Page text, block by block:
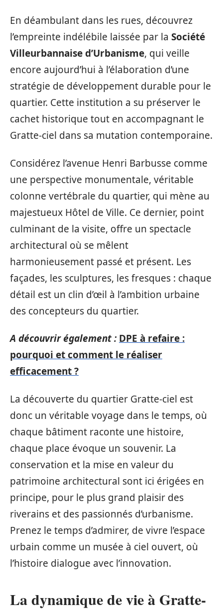
En déambulant dans les rues, découvrez
l’empreinte indélébile laissée par la Société
Villeurbannaise d’Urbanisme, qui veille
encore aujourd’hui à l’élaboration d’une
stratégie de développement durable pour le
quartier. Cette institution a su préserver le
cachet historique tout en accompagnant le
Gratte-ciel dans sa mutation contemporaine.
Considérez l’avenue Henri Barbusse comme
une perspective monumentale, véritable
colonne vertébrale du quartier, qui mène au
majestueux Hôtel de Ville. Ce dernier, point
culminant de la visite, offre un spectacle
architectural où se mêlent
harmonieusement passé et présent. Les
façades, les sculptures, les fresques : chaque
détail est un clin d’œil à l’ambition urbaine
des concepteurs du quartier.
A découvrir également : DPE à refaire :
pourquoi et comment le réaliser
efficacement ?
La découverte du quartier Gratte-ciel est
donc un véritable voyage dans le temps, où
chaque bâtiment raconte une histoire,
chaque place évoque un souvenir. La
conservation et la mise en valeur du
patrimoine architectural sont ici érigées en
principe, pour le plus grand plaisir des
riverains et des passionnés d’urbanisme.
Prenez le temps d’admirer, de vivre l’espace
urbain comme un musée à ciel ouvert, où
l’histoire dialogue avec l’innovation.
La dynamique de vie à Gratte-